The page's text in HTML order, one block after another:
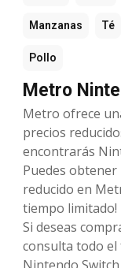
Manzanas Té
Pollo
Metro
Metro ofrece
precios
encontrarás
Puedes
reducido en
tiempo limitado!
Si deseas
consulta todo el